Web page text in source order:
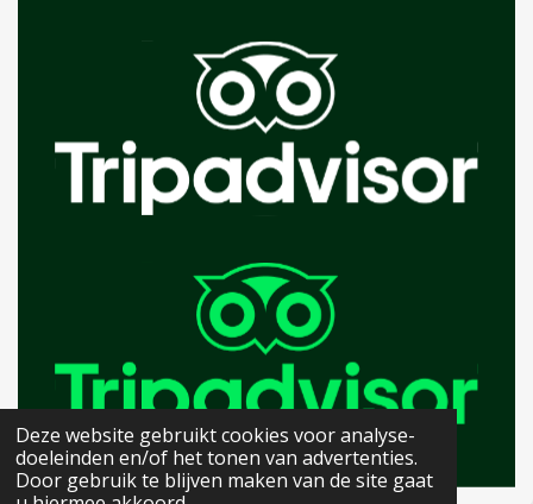
Deze website gebruikt cookies voor analyse-
doeleinden en/of het tonen van advertenties.
Door gebruik te blijven maken van de site gaat